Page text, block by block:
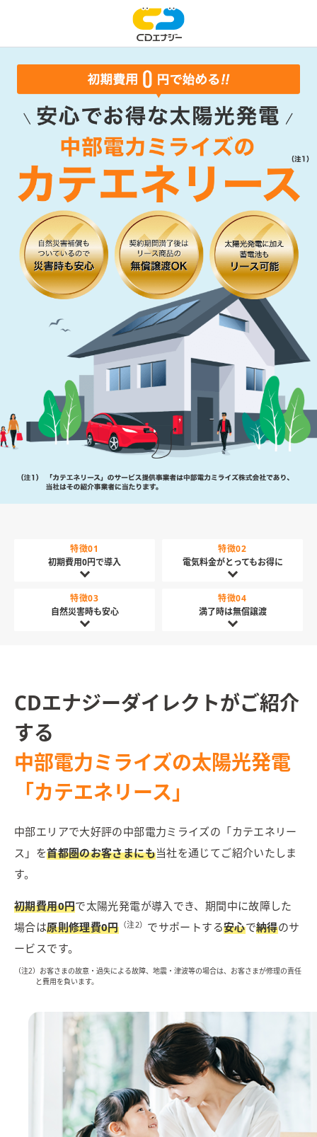
特徴01
初期費用0円で導入
特徴02
電気料金がとってもお得に
特徴03
自然災害時も安心
特徴04
満了時は無償譲渡
CDエナジーダイレクトがご紹介
する
中部電力ミライズの太陽光発電
「カテエネリース」
中部エリアで大好評の中部電力ミライズの「カテエネリー
ス」を首都圏のお客さまにも当社を通じてご紹介いたしま
す。
初期費用0円で太陽光発電が導入でき、期間中に故障した
場合は原則修理費0円 （注2） でサポートする安心で納得のサ
ービスです。
（注2）お客さまの故意・過失による故障、地震・津波等の場合は、お客さまが修理の責任
と費用を負います。